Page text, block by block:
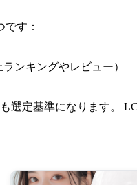
す：
ンキングやレビュー）
選定基準になります。